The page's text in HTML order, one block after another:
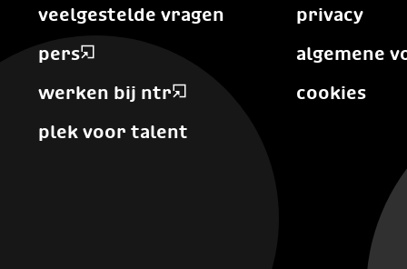
veelgestelde vragen
pers
werken bij ntr
plek voor talent
privacy
algemene
cookies